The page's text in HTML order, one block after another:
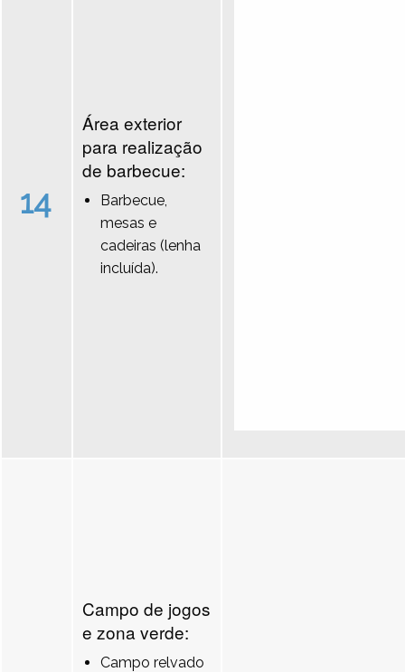
14
Área exterior
para realização
de barbecue:
Barbecue,
mesas e
cadeiras (lenha
incluída).
Campo de jogos
e zona verde:
Campo relvado